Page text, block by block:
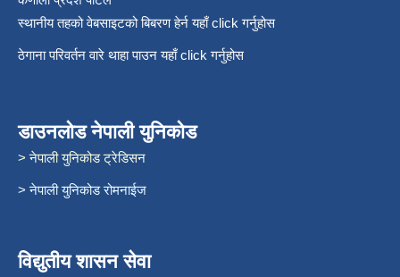
स्थानीय तहको वेबसाइटको बिबरण हेर्न यहाँ click गर्नुहोस
ठेगाना परिवर्तन वारे थाहा पाउन यहाँ click गर्नुहोस
डाउनलोड नेपाली युनिकोड
> नेपाली युनिकोड ट्रेडिसन
> नेपाली युनिकोड रोमनाईज
विद्युतीय शासन सेवा